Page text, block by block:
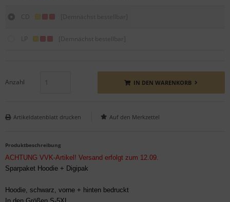
LP [Demnächst bestellbar]
Anzahl IN DEN WARENKORB
Artikeldatenblatt drucken
Produktbeschreibung
ACHTUNG VVK-Artikel! Versand erfolgt zum 12.09.
Sparpaket Hoodie + Digipak
Hoodie, schwarz, vorne + hinten bedruckt